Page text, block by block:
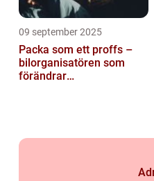
09 september 2025
Packa som ett proffs –
bilorganisatören som
förändrar